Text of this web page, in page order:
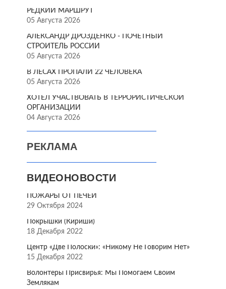
РЕДКИЙ МАРШРУТ
05 Августа 2026
АЛЕКСАНДР ДРОЗДЕНКО - ПОЧЁТНЫЙ
СТРОИТЕЛЬ РОССИИ
05 Августа 2026
В ЛЕСАХ ПРОПАЛИ 22 ЧЕЛОВЕКА
05 Августа 2026
ХОТЕЛ УЧАСТВОВАТЬ В ТЕРРОРИСТИЧЕСКОЙ
ОРГАНИЗАЦИИ
04 Августа 2026
РЕКЛАМА
ВИДЕОНОВОСТИ
ПОЖАРЫ ОТ ПЕЧЕЙ
29 Октября 2024
Покрышки (Кириши)
18 Декабря 2022
Центр «Две Полоски»: «Никому Не Говорим Нет»
15 Декабря 2022
Волонтёры Присвирья: Мы Помогаем Своим
Землякам